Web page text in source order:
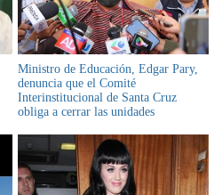
Ministro de Educación, Edgar Pary,
denuncia que el Comité
Interinstitucional de Santa Cruz
obliga a cerrar las unidades
los estudiantes